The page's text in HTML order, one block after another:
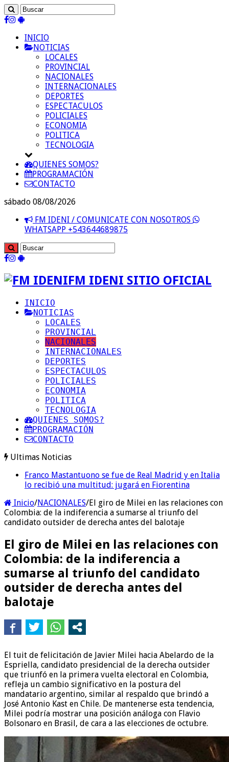
INICIO
NOTICIAS
LOCALES
PROVINCIAL
NACIONALES
INTERNACIONALES
DEPORTES
ESPECTACULOS
POLICIALES
ECONOMIA
POLITICA
TECNOLOGIA
QUIENES SOMOS?
PROGRAMACIÓN
CONTACTO
sábado 08/08/2026
FM IDENI / COMUNICATE CON NOSOTROS
WHATSAPP +543644689875
FM IDENI SITIO OFICIAL
INICIO
NOTICIAS
LOCALES
PROVINCIAL
NACIONALES
INTERNACIONALES
DEPORTES
ESPECTACULOS
POLICIALES
ECONOMIA
POLITICA
TECNOLOGIA
QUIENES SOMOS?
PROGRAMACIÓN
CONTACTO
Ultimas Noticias
Franco Mastantuono se fue de Real Madrid y en Italia
lo recibió una multitud: jugará en Fiorentina
Inicio/NACIONALES/El giro de Milei en las relaciones con
Colombia: de la indiferencia a sumarse al triunfo del
candidato outsider de derecha antes del balotaje
El giro de Milei en las relaciones con
Colombia: de la indiferencia a
sumarse al triunfo del candidato
outsider de derecha antes del
balotaje
El tuit de felicitación de Javier Milei hacia Abelardo de la
Espriella, candidato presidencial de la derecha outsider
que triunfó en la primera vuelta electoral en Colombia,
refleja un cambio significativo en la postura del
mandatario argentino, similar al respaldo que brindó a
José Antonio Kast en Chile. De mantenerse esta tendencia,
Milei podría mostrar una posición análoga con Flavio
Bolsonaro en Brasil, de cara a las elecciones de octubre.